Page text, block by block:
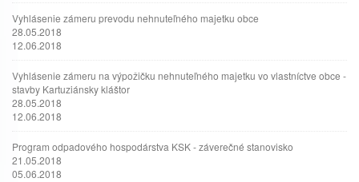
Vyhlásenie zámeru prevodu nehnuteľného majetku obce
28.05.2018
12.06.2018
Vyhlásenie zámeru na výpožičku nehnuteľného majetku vo vlastníctve obce -
stavby Kartuziánsky kláštor
28.05.2018
12.06.2018
Program odpadového hospodárstva KSK - záverečné stanovisko
21.05.2018
05.06.2018